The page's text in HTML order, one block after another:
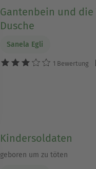
Gantenbein und die
Dusche
Sanela Egli
1 Bewertung
Kindersoldaten
geboren um zu töten